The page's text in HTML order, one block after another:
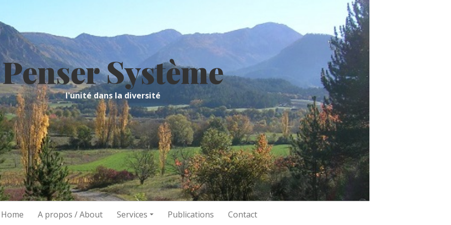
Penser Système
l'unité dans la diversité
A propos / About Services Publications Contact